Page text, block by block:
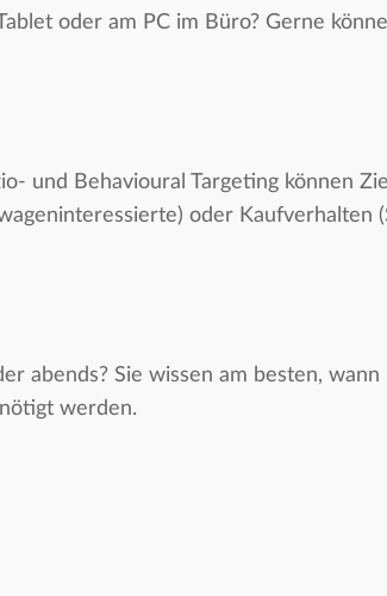
oder am PC im Büro? Gerne
und Behavioural Targeting können
oder Kaufverhalten
abends? Sie wissen am besten, wann
werden.